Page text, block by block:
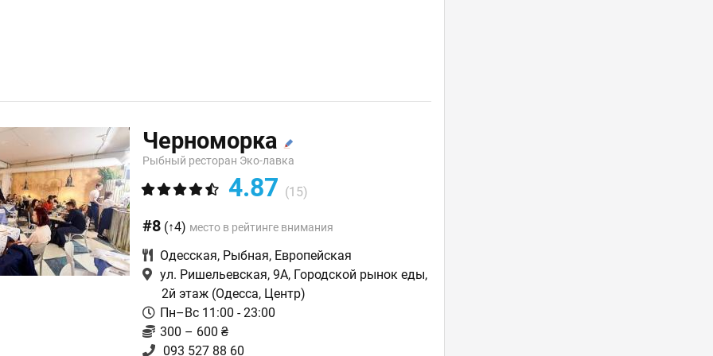
Черноморка
Рыбный ресторан Эко-лавка
4.87 (15)
#8 (↑4) место в рейтинге внимания
Одесская, Рыбная, Европейская
ул. Ришельевская, 9А, Городской рынок еды,
2й этаж (Одесса, Центр)
Пн–Вс 11:00 - 23:00
300 – 600 ₴
093 527 88 60